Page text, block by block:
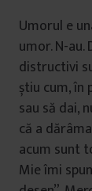
Umorul e
umor. N-
distructivi
știu cum,
sau să dai,
că a
acum sunt
Mie îmi